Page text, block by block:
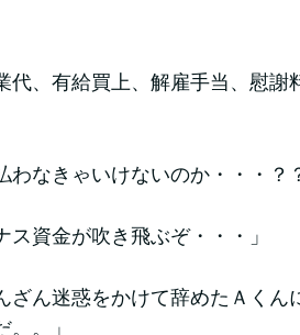
代、有給買上、解雇手当、慰
わなきゃいけないのか・・・？
ス資金が吹き飛ぶぞ・・・」
ざん迷惑をかけて辞めたＡく
。。」